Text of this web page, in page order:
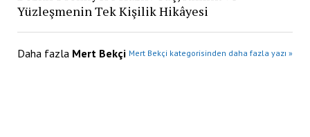
Yüzleşmenin Tek Kişilik Hikâyesi
Daha fazla Mert Bekçi Mert Bekçi kategorisinden daha fazla yazı »